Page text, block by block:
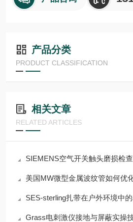
产品分类
PRODUCT CLASSIFICATION
相关文章
RELATED ARTICLES
SIEMENS空气开关触头磨损检
美国MW微型金属波纹管如何优
SES-sterling扎带在户外环境中
Grass电刺激仪接地与屏蔽实操